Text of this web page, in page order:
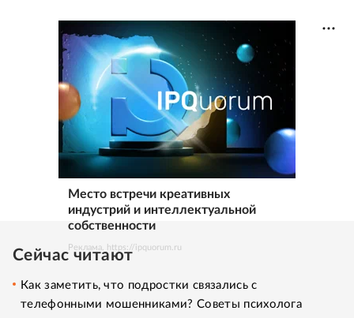
Место встречи креативных
индустрий и интеллектуальной
собственности
Реклама. https://ipquorum.ru
Сейчас читают
Как заметить, что подростки связались с
телефонными мошенниками? Советы психолога